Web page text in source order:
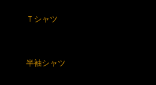
Ｔシャツ
半袖シャツ